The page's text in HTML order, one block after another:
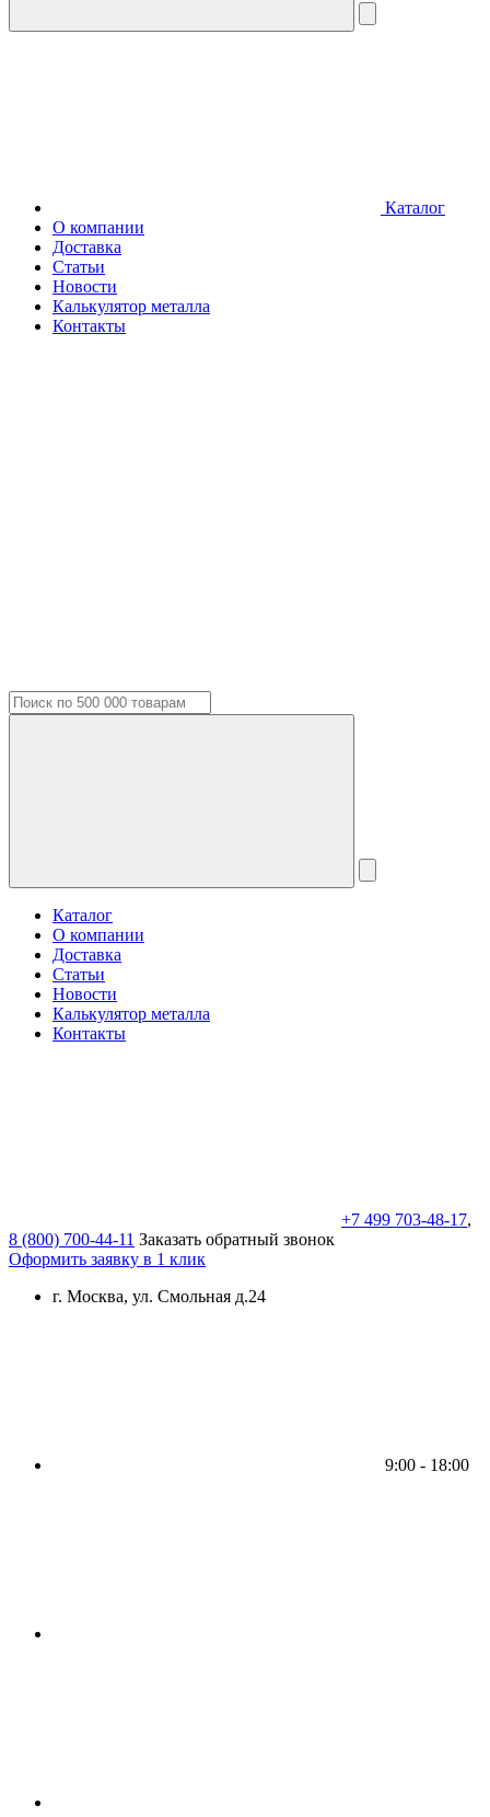
Каталог
О компании
Доставка
Статьи
Новости
Калькулятор металла
Контакты
Каталог
О компании
Доставка
Статьи
Новости
Калькулятор металла
Контакты
+7 499 703-48-17,
8 (800) 700-44-11 Заказать обратный звонок
Оформить заявку в 1 клик
г. Москва, ул. Смольная д.24
9:00 - 18:00